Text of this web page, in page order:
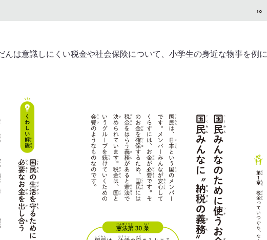
は意識しにくい税金や社会保険について、小学生の身近な物事を例に